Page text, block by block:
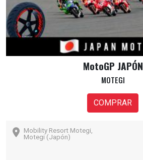
MotoGP JAPÓN
MOTEGI
COMPRAR
Mobility Resort Motegi,
Motegi (Japón)